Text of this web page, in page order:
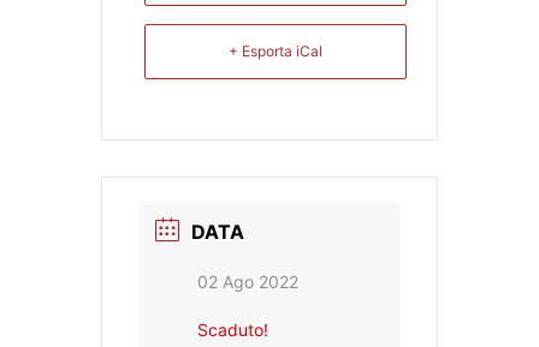
+ Esporta iCal
DATA
02 Ago 2022
Scaduto!